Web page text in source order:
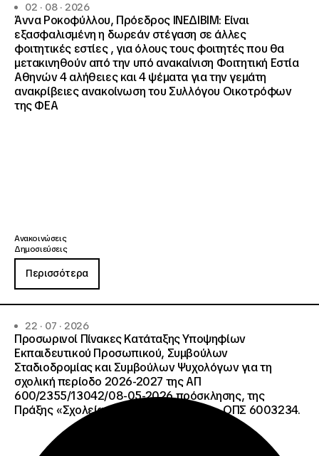
02 · 08 · 2026
Άννα Ροκοφύλλου, Πρόεδρος ΙΝΕΔΙΒΙΜ: Είναι
εξασφαλισμένη η δωρεάν στέγαση σε άλλες
φοιτητικές εστίες , για όλους τους φοιτητές που θα
μετακινηθούν από την υπό ανακαίνιση Φοιτητική Εστία
Αθηνών 4 αλήθειες και 4 ψέματα για την γεμάτη
ανακρίβειες ανακοίνωση του Συλλόγου Οικοτρόφων
της ΦΕΑ
Ανακοινώσεις
Δημοσιεύσεις
Περισσότερα
22 · 07 · 2026
Προσωρινοί Πίνακες Κατάταξης Υποψηφίων
Εκπαιδευτικού Προσωπικού, Συμβούλων
Σταδιοδρομίας και Συμβούλων Ψυχολόγων για τη
σχολική περίοδο 2026-2027 της ΑΠ
600/2355/13042/08-05-2026 πρόσκλησης, της
Πράξης «Σχολεία Δεύτερης Ευκαιρίας», ΟΠΣ 6003234.